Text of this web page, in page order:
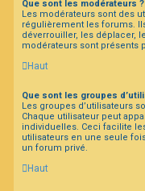
Que sont les modérateurs ?
Les modérateurs sont des
régulièrement les forums.
déverrouiller, les déplacer,
modérateurs sont présents
Haut
Que sont les groupes
Les groupes d’utilisateurs
Chaque utilisateur peut
individuelles. Ceci facilite
utilisateurs en une seule
un forum privé.
Haut